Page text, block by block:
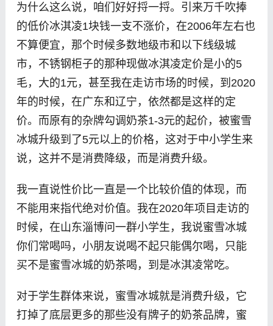
为什么这么说，咱们好好捋一捋。引来万千吹捧
的低价冰淇凌1块钱一支不涨价，在2006年左右也
不算便宜，那个时候多数地级市和以下线级城
市，不锈钢柜子的那种现做冰淇凌定价是小的5
毛，大的1元，甚至我在走访市场的时候，到2020
年的时候，在广东和辽宁，依然都是这样的定
价。而原有的杂牌勾调奶茶1-3元的起价，被蜜雪
冰城升级到了5元以上的价格，这对于中小学生来
说，这并不是消费降级，而是消费升级。
我一直说性价比一直是一个比较价值的体现，而
不能用来指代绝对价值。我在2020年项目走访的
时候，在山东淄博问一群小学生，我说蜜雪冰城
你们常喝吗，小朋友说喝不起只能偶尔喝，只能
买不是蜜雪冰城的奶茶喝，到是冰淇凌常吃。
对于学生群体来说，蜜雪冰城就是消费升级，它
打掉了底层更多的那些没有牌子的奶茶品牌，蜜